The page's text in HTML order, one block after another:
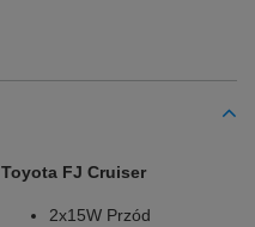
Toyota FJ Cruiser
2x15W Przód